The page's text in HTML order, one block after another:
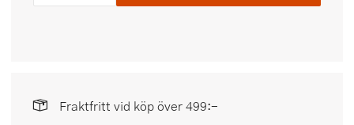
Fraktfritt vid köp över 499:-